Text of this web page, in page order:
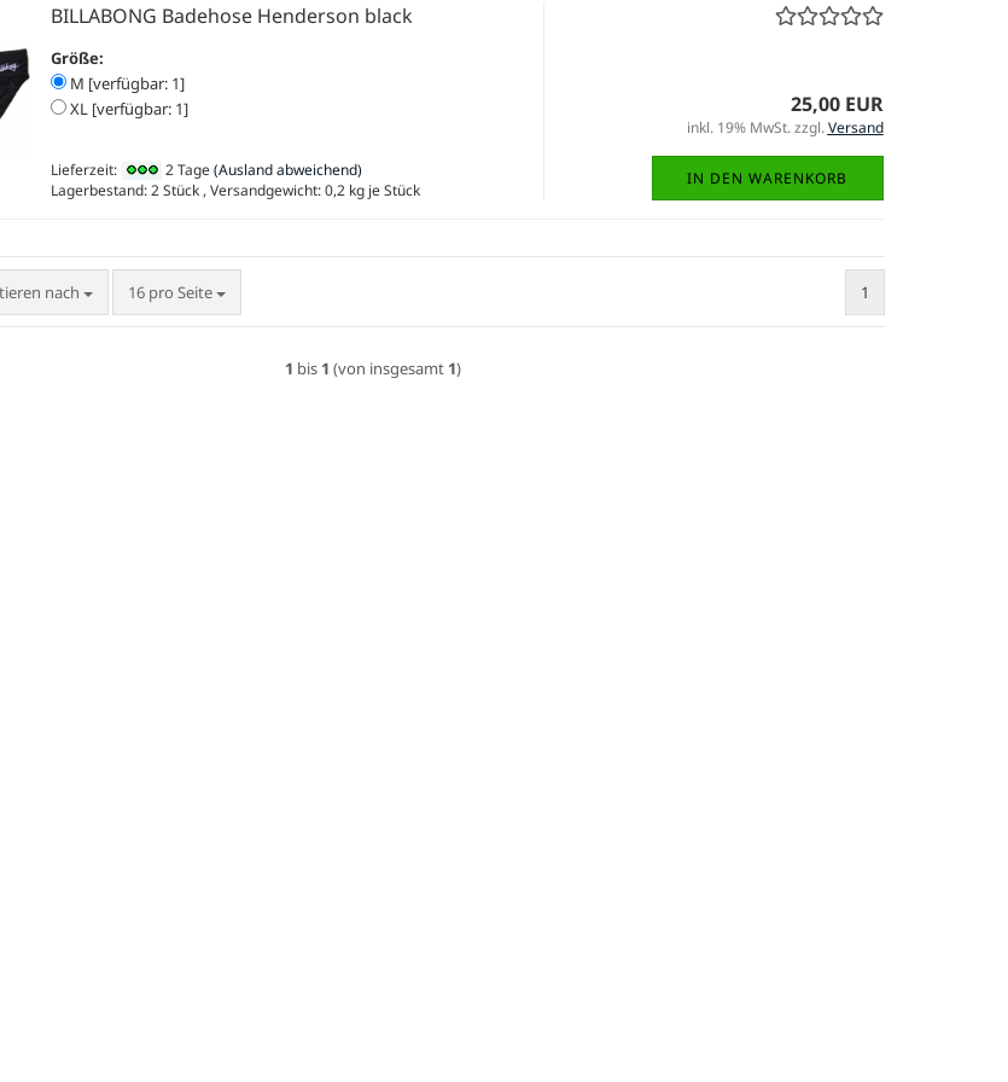
BILLABONG Badehose Henderson black
Größe:
M [verfügbar: 1]
XL [verfügbar: 1]
Lieferzeit: 2 Tage (Ausland abweichend)
Lagerbestand: 2 Stück , Versandgewicht:0,2kg je Stück
25,00 EUR
inkl. 19% MwSt. zzgl.Versand
IN DEN WARENKORB
nach
nach 16 pro Seite
pro Seite 1
1 bis 1 (von insgesamt 1)